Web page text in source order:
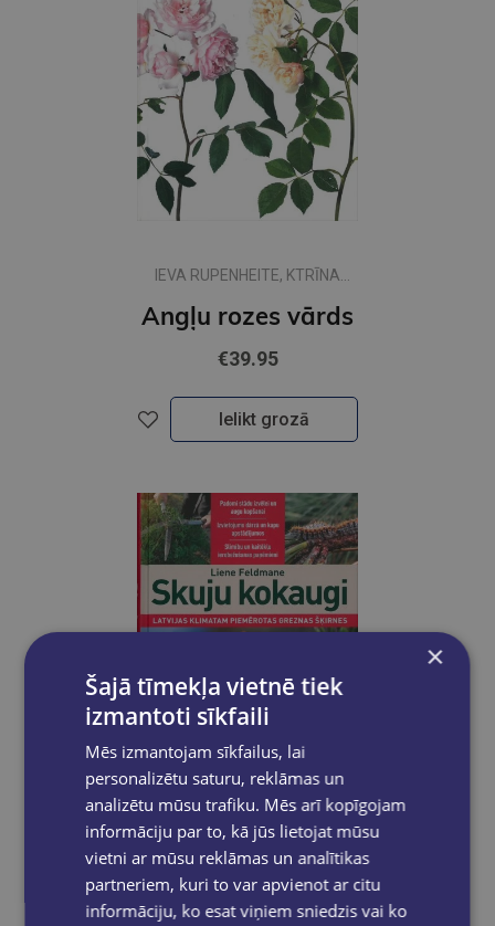
IEVA RUPENHEITE, KTRĪNA
Angļu rozes vārds
€39.95
Ielikt grozā
Atlaide
Skuju kokaugi
×
Šajā tīmekļa vietnē tiek
izmantoti sīkfaili
Mēs izmantojam sīkfailus, lai
personalizētu saturu, reklāmas un
analizētu mūsu trafiku. Mēs arī kopīgojam
informāciju par to, kā jūs lietojat mūsu
vietni ar mūsu reklāmas un analītikas
partneriem, kuri to var apvienot ar citu
informāciju, ko esat viņiem sniedzis vai ko